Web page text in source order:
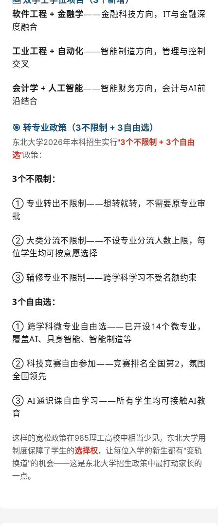
软件工程 + 金融学——金融科技方向，IT与金融深
度融合
工业工程 + 自动化——智能制造方向，管理与控制
交叉
会计学 + 人工智能——智能财务方向，会计与AI前
沿结合
🎯 转专业政策（3不限制 + 3自由选）
东北大学2026年本科招生实行"3个不限制 + 3个自由
选"政策：
3个不限制：
① 专业转出不限制——想转就转，不需要原专业审
批
② 大类分流不限制——不设专业分流人数上限，每
位学生均可按意愿选择
③ 辅修专业不限制——跨学科学习不受名额约束
3个自由选：
① 跨学科微专业自由选——已开设14个微专业，
覆盖AI、具身智能、智能制造等
② 科技竞赛自由参加——竞赛排名全国第2，氛围
全国领先
③ AI通识课自由学习——所有学生均可接触AI教
育
这样的宽松政策在985理工高校中相当少见。东北大学用
制度保障了学生的选择权，让每位入学的新生都有"变轨
换道"的机会——这是东北大学招生政策中最打动家长的
一点。